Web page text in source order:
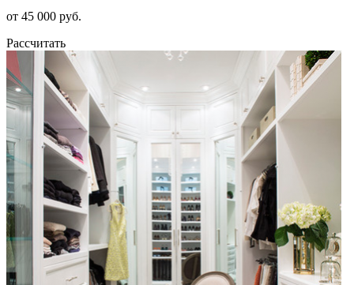
от 45 000 руб.
Рассчитать